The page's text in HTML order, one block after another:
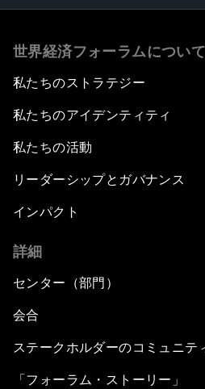
世界経済フォーラムについて
私たちのストラテジー
私たちのアイデンティティ
私たちの活動
リーダーシップとガバナンス
インパクト
詳細
センター（部門）
会合
ステークホルダーのコミュニテ
「フォーラム・ストーリー」